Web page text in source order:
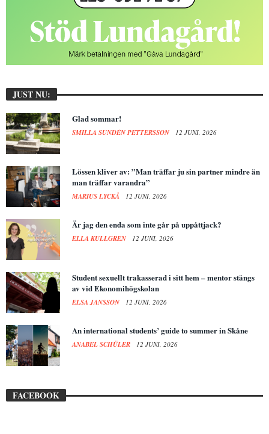
JUST NU:
Glad sommar!
SMILLA SUNDÉN PETTERSSON 12 JUNI, 2026
Lössen kliver av: ”Man träffar ju sin partner mindre än
man träffar varandra”
MARIUS LYCKÅ 12 JUNI, 2026
Är jag den enda som inte går på uppåttjack?
ELLA KULLGREN 12 JUNI, 2026
Student sexuellt trakasserad i sitt hem – mentor stängs
av vid Ekonomihögskolan
ELSA JANSSON 12 JUNI, 2026
An international students’ guide to summer in Skåne
ANABEL SCHÜLER 12 JUNI, 2026
FACEBOOK